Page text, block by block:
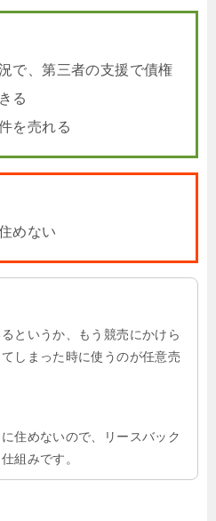
で、第三者の支援で債権
る
を売れる
めない
というか、もう競売にかけら
しまった時に使うのが任意売
住めないので、リースバック
組みです。